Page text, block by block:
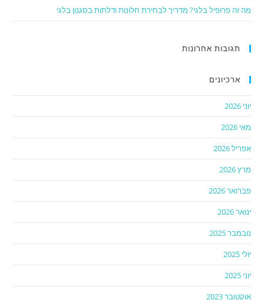
מה זה פרופיל בלגי? מדריך לבחירת חלונות ודלתות בסגנון בלגי
תגובות אחרונות
ארכיונים
יוני 2026
מאי 2026
אפריל 2026
מרץ 2026
פברואר 2026
ינואר 2026
נובמבר 2025
יולי 2025
יוני 2025
אוקטובר 2023